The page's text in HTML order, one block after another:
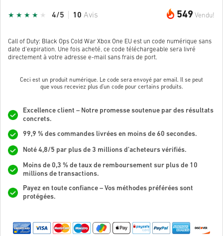
549 Vendu!
4/5 10 Avis
Call of Duty: Black Ops Cold War Xbox One EU est un code numérique sans
date d'expiration. Une fois acheté, ce code téléchargeable sera livré
directement à votre adresse e-mail sans frais de port.
Ceci est un produit numérique. Le code sera envoyé par email. Il se peut
que vous receviez plus d'un code pour certains produits.
Excellence client – Notre promesse soutenue par des résultats
concrets.
99,9 % des commandes livrées en moins de 60 secondes.
Noté 4,8/5 par plus de 3 millions d’acheteurs vérifiés.
Moins de 0,3 % de taux de remboursement sur plus de 10
millions de transactions.
Payez en toute confiance – Vos méthodes préférées sont
protégées.